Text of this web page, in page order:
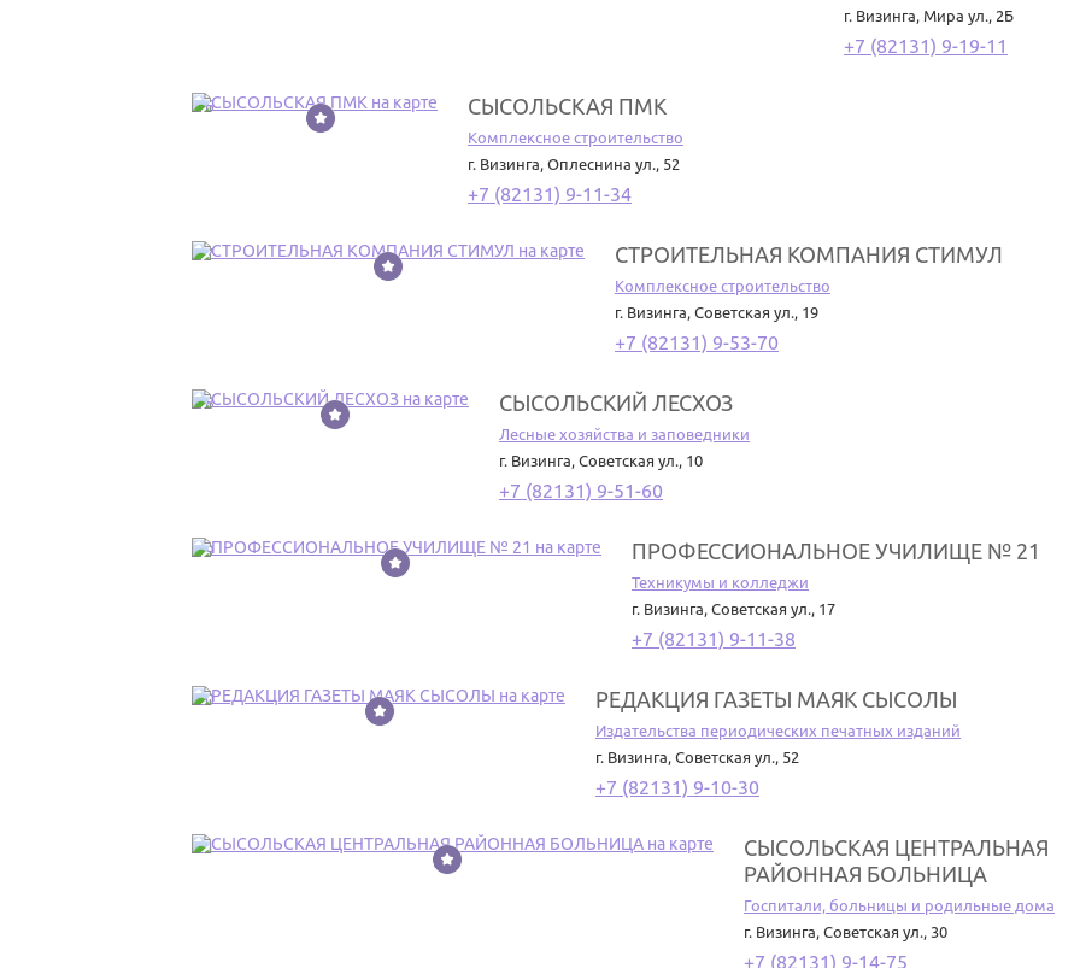
г. Визинга, Мира ул., 2Б
+7 (82131) 9-19-11
16 СЫСОЛЬСКАЯ ПМК
Комплексное строительство
г. Визинга, Оплеснина ул., 52
+7 (82131) 9-11-34
17 СТРОИТЕЛЬНАЯ КОМПАНИЯ СТИМУЛ
Комплексное строительство
г. Визинга, Советская ул., 19
+7 (82131) 9-53-70
18 СЫСОЛЬСКИЙ ЛЕСХОЗ
Лесные хозяйства и заповедники
г. Визинга, Советская ул., 10
+7 (82131) 9-51-60
19 ПРОФЕССИОНАЛЬНОЕ УЧИЛИЩЕ № 21
Техникумы и колледжи
г. Визинга, Советская ул., 17
+7 (82131) 9-11-38
20 РЕДАКЦИЯ ГАЗЕТЫ МАЯК СЫСОЛЫ
Издательства периодических печатных изданий
г. Визинга, Советская ул., 52
+7 (82131) 9-10-30
21
СЫСОЛЬСКАЯ ЦЕНТРАЛЬНАЯ
РАЙОННАЯ БОЛЬНИЦА
Госпитали, больницы и родильные дома
г. Визинга, Советская ул., 30
+7 (82131) 9-14-75